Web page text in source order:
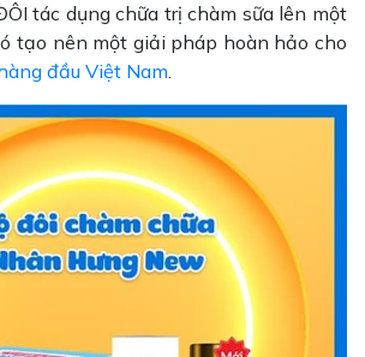
tác dụng chữa trị chàm sữa lên một
tạo nên một giải pháp hoàn hảo cho
đầu Việt Nam.